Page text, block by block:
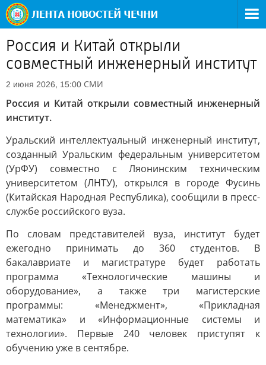
Россия и Китай открыли
совместный инженерный институт
2 июня 2026, 15:00 СМИ
Россия и Китай открыли совместный инженерный
институт.
Уральский интеллектуальный инженерный институт,
созданный Уральским федеральным университетом
(УрФУ) совместно с Ляонинским техническим
университетом (ЛНТУ), открылся в городе Фусинь
(Китайская Народная Республика), сообщили в пресс-
службе российского вуза.
По словам представителей вуза, институт будет
ежегодно принимать до 360 студентов. В
бакалавриате и магистратуре будет работать
программа «Технологические машины и
оборудование», а также три магистерские
программы: «Менеджмент», «Прикладная
математика» и «Информационные системы и
технологии». Первые 240 человек приступят к
обучению уже в сентябре.